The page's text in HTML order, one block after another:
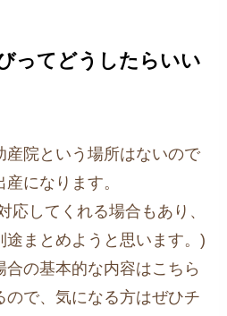
ってどうしたらいい
産院という場所はないので
になります。
応してくれる場合もあり、
途まとめようと思います。)
の基本的な内容はこちら
ので、気になる方はぜひチ